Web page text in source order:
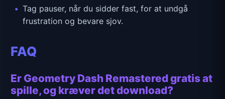
Tag pauser, når du sidder fast, for at undgå
frustration og bevare sjov.
FAQ
Er Geometry Dash Remastered gratis at
spille, og kræver det download?